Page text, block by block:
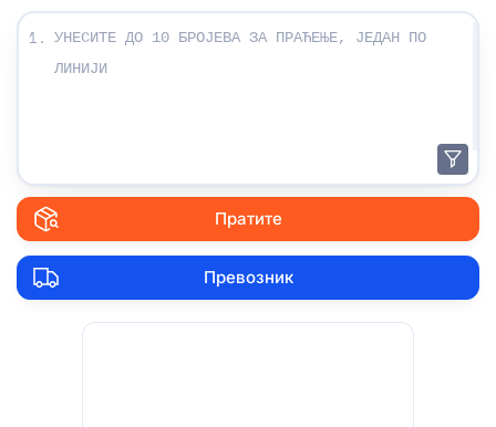
Унесите своје бројеве за праћење:
1.
Пратите
Превозник